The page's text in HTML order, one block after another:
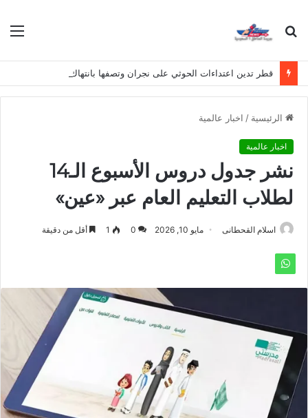
بحث
الرئيسية / اخبار عالمية
اخبار عالمية
نشر جدول دروس الأسبوع الـ14
لطلاب التعليم العام عبر «عين»
اسلام القحطانى مايو 10, 2026 0
1 أقل من دقيقة